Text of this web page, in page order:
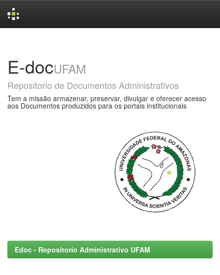
E-docUFAM
Repositorio de Documentos Administrativos
Tem a missão armazenar, preservar, divulgar e oferecer acesso
aos Documentos produzidos para os portais institucionais
Edoc - Repositorio Administrativo UFAM